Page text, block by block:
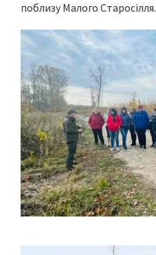
поблизу Малого Старосілля.